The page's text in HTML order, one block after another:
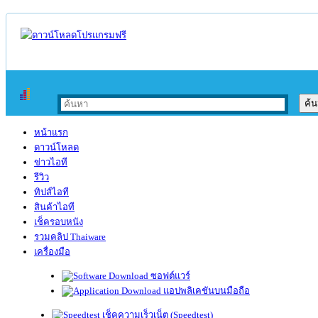
หน้าแรก
ดาวน์โหลด
ข่าวไอที
รีวิว
ทิปส์ไอที
สินค้าไอที
เช็ครอบหนัง
รวมคลิป Thaiware
เครื่องมือ
ซอฟต์แวร์
แอปพลิเคชันบนมือถือ
เช็คความเร็วเน็ต (Speedtest)